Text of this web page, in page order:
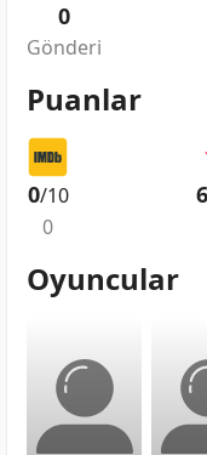
0
Gönderi
Puanlar
0/10
0
Oyuncular